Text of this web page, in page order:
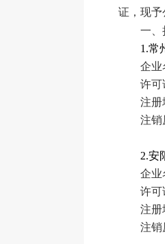
证，现予
一、
1.常
企业
许可
注册
注销
2.安
企业
许可
注册
注销